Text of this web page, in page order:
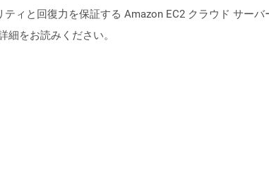
ィと回復力を保証する Amazon EC2 クラウド サー
をお読みください。